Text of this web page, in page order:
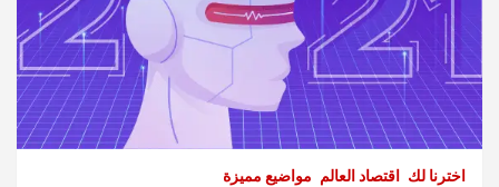
اخترنا لك اقتصاد العالم مواضيع مميزة